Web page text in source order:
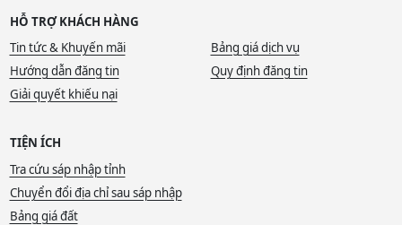
HỖ TRỢ KHÁCH HÀNG
Tin tức & Khuyến mãi
Bảng giá dịch vụ
Hướng dẫn đăng tin
Quy định đăng tin
Giải quyết khiếu nại
TIỆN ÍCH
Tra cứu sáp nhập tỉnh
Chuyển đổi địa chỉ sau sáp nhập
Bảng giá đất